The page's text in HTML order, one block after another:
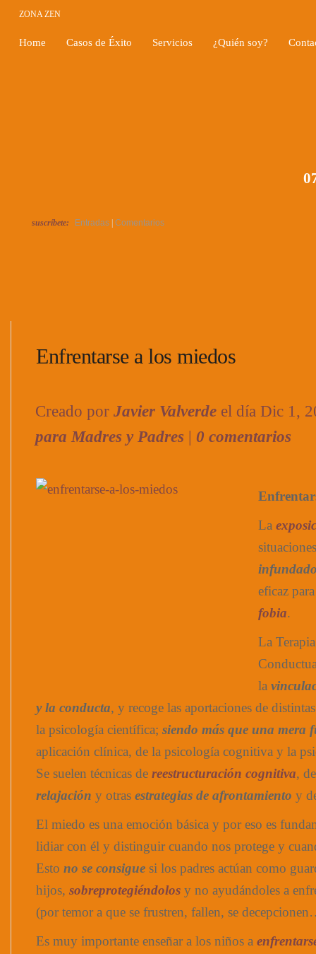
ZONA ZEN
Home Casos de Éxito Servicios ¿Quién soy?
suscríbete: Entradas Comentarios
Enfrentarse a los miedos
Creado por Javier Valverde el día Dic 1,
para Madres y Padres | 0 comentarios
La
eficaz
fobia.
La
la
y la conducta, y recoge las aportaciones de
la psicología científica; siendo más que una mera
aplicación clínica, de la psicología cognitiva y la
Se suelen técnicas de reestructuración cognitiva,
relajación y otras estrategias de afrontamiento y
El miedo es una emoción básica y por eso es
lidiar con él y distinguir cuando nos protege y
Esto no se consigue si los padres actúan como
hijos, sobreprotegiéndolos y no ayudándoles a
(por temor a que se frustren, fallen, se
Es muy importante enseñar a los niños a